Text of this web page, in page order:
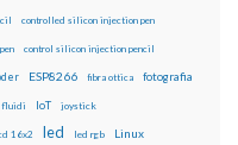
controlled silicon injection pen
control silicon injection pencil
ESP8266 fibra ottica fotografia
fluidi IoT joystick
16x2 led led rgb Linux